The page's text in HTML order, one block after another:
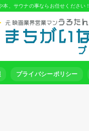
本、サウナの事ならお任せください！
プライバシーポリシー